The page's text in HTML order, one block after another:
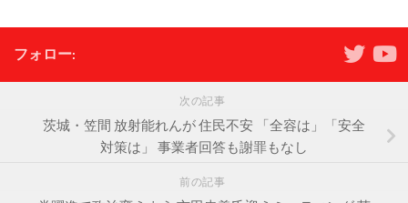
フォロー:
次の記事
茨城・笠間 放射能れんが 住民不安 「全容は」「安全
対策は」 事業者回答も謝罪もなし
前の記事